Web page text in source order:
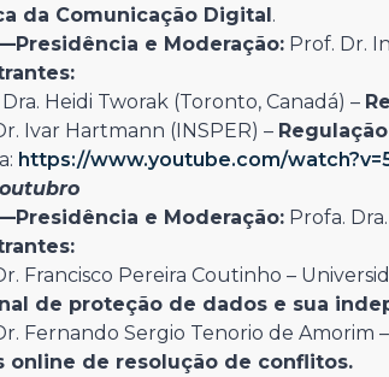
da Comunicação Digital .
—Presidência e Moderação: Prof. Dr.
Dra. Heidi Tworak (Toronto, Canadá) –
Ivar Hartmann (INSPER) –
https://www.youtube.com/
—Presidência e Moderação: Profa.
Francisco Pereira Coutinho –
de proteção de dados e sua
Fernando Sergio Tenorio de Amorim –
online de resolução de conflitos.